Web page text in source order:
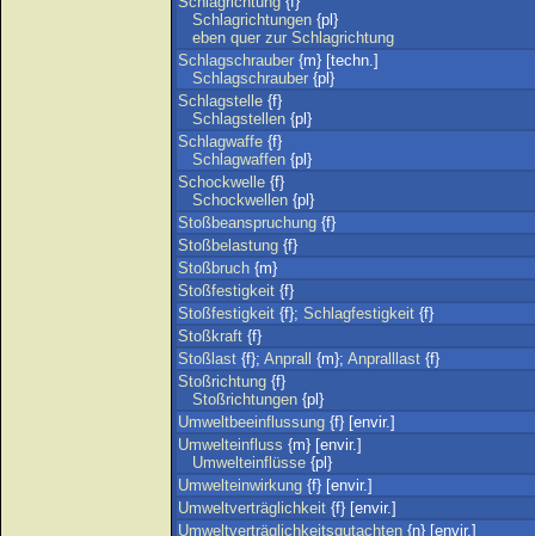
Schlagrichtungen {pl}
eben quer zur Schlagrichtung
Schlagschrauber {m} [techn.]
Schlagschrauber {pl}
Schlagstelle {f}
Schlagstellen {pl}
Schlagwaffe {f}
Schlagwaffen {pl}
Schockwelle {f}
Schockwellen {pl}
Stoßbeanspruchung {f}
Stoßbelastung {f}
Stoßbruch {m}
Stoßfestigkeit {f}
Stoßfestigkeit {f}; Schlagfestigkeit {f}
Stoßkraft {f}
Stoßlast {f}; Anprall {m}; Anpralllast {f}
Stoßrichtung {f}
Stoßrichtungen {pl}
Umweltbeeinflussung {f} [envir.]
Umwelteinfluss {m} [envir.]
Umwelteinflüsse {pl}
Umwelteinwirkung {f} [envir.]
Umweltverträglichkeit {f} [envir.]
Umweltverträglichkeitsgutachten {n} [envir.]